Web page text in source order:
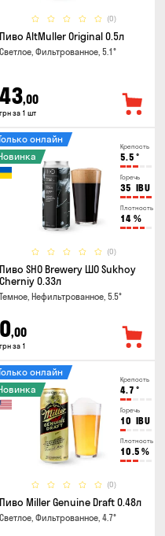
(0)
Пиво AltMuller Original 0.5л
Светлое, Фильтрованное, 5.1°
43,00
грн за 1 шт
Крепость
5.5 °
Горечь
35 IBU
Плотность
14 %
(0)
онлайн
Пиво SHO Brewery ШО Sukhoy
Cherniy 0.33л
Темное, Нефильтрованное, 5.5°
0,00
грн за 1
Крепость
4.7 °
Горечь
10 IBU
Плотность
10.5 %
(0)
онлайн
Пиво Miller Genuine Draft 0.48л
Светлое, Фильтрованное, 4.7°